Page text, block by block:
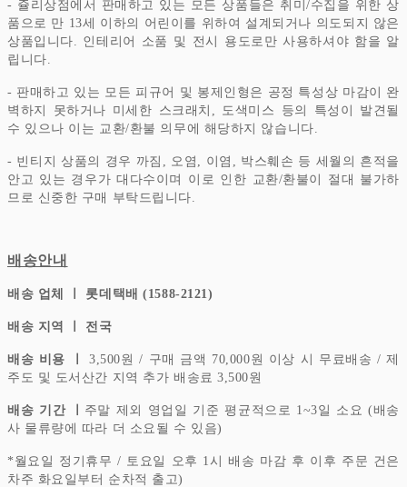
- 쥴리상점에서 판매하고 있는 모든 상품들은 취미/수집을 위한 상
품으로 만 13세 이하의 어린이를 위하여 설계되거나 의도되지 않은
상품입니다. 인테리어 소품 및 전시 용도로만 사용하셔야 함을 알
립니다.
- 판매하고 있는 모든 피규어 및 봉제인형은 공정 특성상 마감이 완
벽하지 못하거나 미세한 스크래치, 도색미스 등의 특성이 발견될
수 있으나 이는 교환/환불 의무에 해당하지 않습니다.
- 빈티지 상품의 경우 까짐, 오염, 이염, 박스훼손 등 세월의 흔적을
안고 있는 경우가 대다수이며 이로 인한 교환/환불이 절대 불가하
므로 신중한 구매 부탁드립니다.
배송안내
배송 업체 ㅣ 롯데택배 (1588-2121)
배송 지역 ㅣ 전국
배송 비용 ㅣ3,500원 / 구매 금액 70,000원 이상 시 무료배송 / 제
주도 및 도서산간 지역 추가 배송료 3,500원
배송 기간 ㅣ 주말 제외 영업일 기준 평균적으로 1~3일 소요 (배송
사 물류량에 따라 더 소요될 수 있음)
* 월요일 정기휴무 / 토요일 오후 1시 배송 마감 후 이후 주문 건은
차주 화요일부터 순차적 출고)